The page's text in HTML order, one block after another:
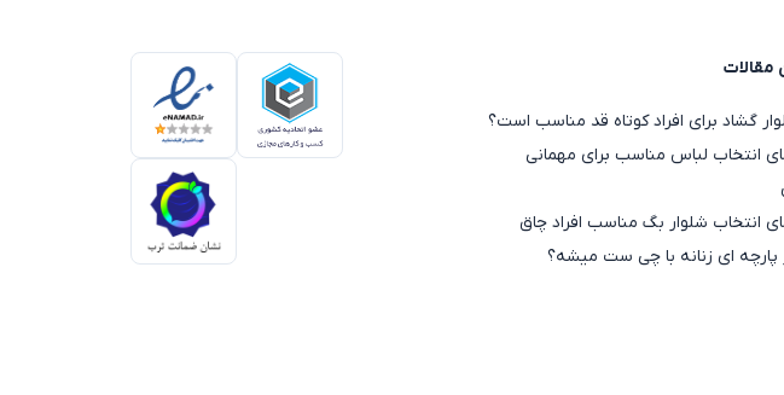
مقالات
گشاد برای افراد کوتاه قد مناسب است؟
انتخاب لباس مناسب برای مهمانی
انتخاب شلوار بگ مناسب افراد چاق
پارچه ای زنانه با چی ست میشه؟